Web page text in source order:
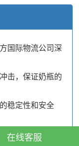
国际物流公司深
击，保证奶瓶的
稳定性和安全
在线客服